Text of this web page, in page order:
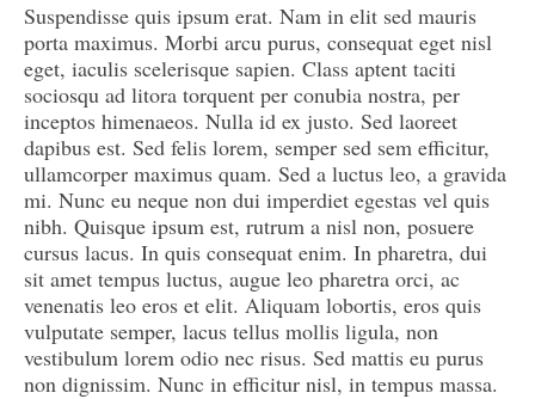
Suspendisse quis ipsum erat. Nam in elit sed mauris
porta maximus. Morbi arcu purus, consequat eget nisl
eget, iaculis scelerisque sapien. Class aptent taciti
sociosqu ad litora torquent per conubia nostra, per
inceptos himenaeos. Nulla id ex justo. Sed laoreet
dapibus est. Sed felis lorem, semper sed sem efficitur,
ullamcorper maximus quam. Sed a luctus leo, a gravida
mi. Nunc eu neque non dui imperdiet egestas vel quis
nibh. Quisque ipsum est, rutrum a nisl non, posuere
cursus lacus. In quis consequat enim. In pharetra, dui
sit amet tempus luctus, augue leo pharetra orci, ac
venenatis leo eros et elit. Aliquam lobortis, eros quis
vulputate semper, lacus tellus mollis ligula, non
vestibulum lorem odio nec risus. Sed mattis eu purus
non dignissim. Nunc in efficitur nisl, in tempus massa.